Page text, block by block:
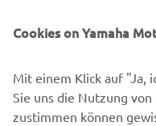
Cookies on Yamaha
Mit einem Klick auf "Ja,
Sie uns die Nutzung
zustimmen können